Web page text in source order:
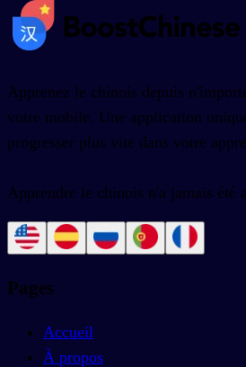
Apprenez le chinois depuis
votre mobile. Une application
progresser plus vite dans votre
Apprendre le chinois n'a jamais été
Pages
Accueil
À propos